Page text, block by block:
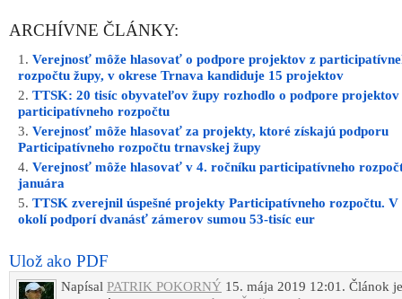
ARCHÍVNE ČLÁNKY:
Verejnosť môže hlasovať o podpore projektov z
rozpočtu župy, v okrese Trnava kandiduje 15 projektov
TTSK: 20 tisíc obyvateľov župy rozhodlo o podpore projektov
participatívneho rozpočtu
Verejnosť môže hlasovať za projekty, ktoré získajú podporu
Participatívneho rozpočtu trnavskej župy
Verejnosť môže hlasovať v 4. ročníku participatívneho
januára
TTSK zverejnil úspešné projekty Participatívneho rozpočtu. V
okolí podporí dvanásť zámerov sumou 53-tisíc eur
Ulož ako PDF
Napísal PATRIK POKORNÝ 15. mája 2019 12:01. Článok je